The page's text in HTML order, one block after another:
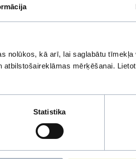
nolūkos, kā arī, lai saglabātu tīmekļa
mērķēšanai.
Statistika
un
Kā nosaka suņu šķirnes standarti,
ir garš, un lai gan šķirnes
zīda suņu kažokam uz muguras jābūt